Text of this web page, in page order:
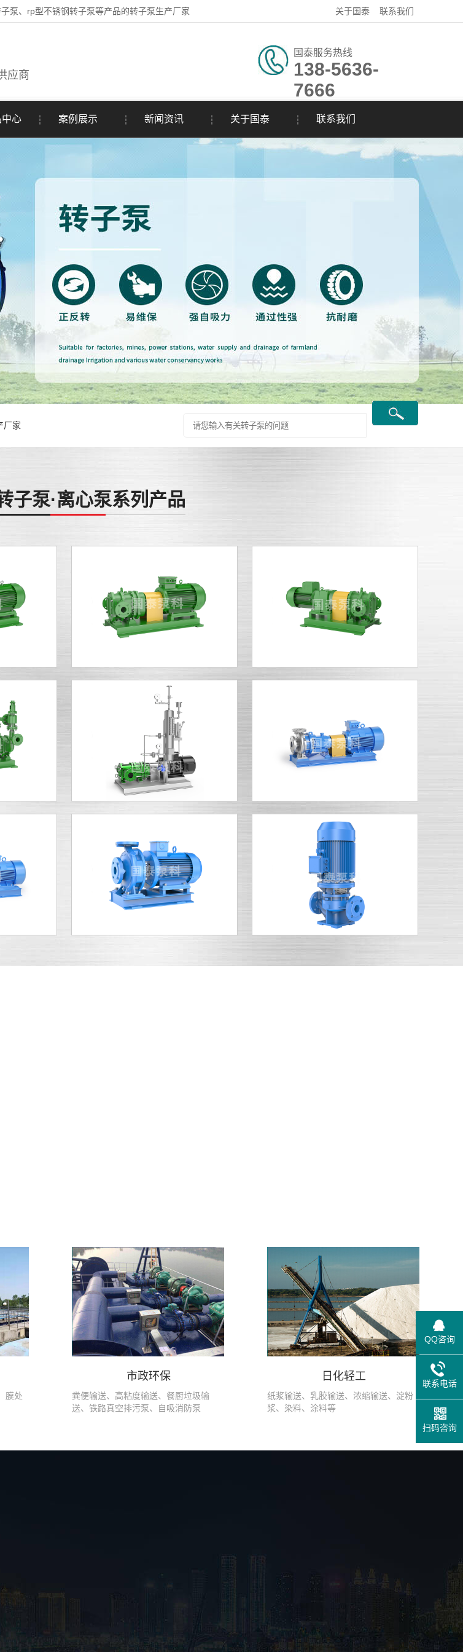
泵、rp型不锈钢转子泵等产品的转子泵生产厂家 关于国泰 联系我们
应商
国泰服务热线
138-5636-
7666
中心 案例展示 新闻资讯 关于国泰 联系我们
厂家
子泵·离心泵系列产品
膜处
市政环保
粪便输送、高粘度输送、餐厨垃圾输
送、铁路真空排污泵、自吸消防泵
日化轻工
纸浆输送、乳胶输送、浓缩输送、淀粉
浆、染料、涂料等
在采用凸轮转子泵进行自吸时，泵的容许干工作时间是一项重要评价指
结晶物料输送可以选用转子泵吗？
最近，有客户咨询转子泵可以输送结晶物料吗？答案是可以的。如果结
料的硬度不高，且对输送后结晶物料的...
QQ咨询
联系电话
扫码咨询